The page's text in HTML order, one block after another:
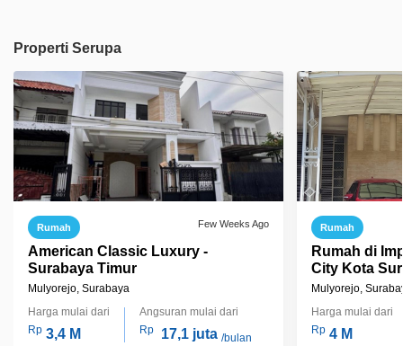
Properti Serupa
Rumah Few Weeks Ago
American Classic Luxury -
Surabaya Timur
Mulyorejo, Surabaya
Harga mulai dari
Rp 3,4 M
Angsuran mulai dari
Rp
17,1 juta /bulan
Rumah
Rumah di
City Kota
Manyar
Mulyorejo,
Harga mulai dari
Rp 4 M